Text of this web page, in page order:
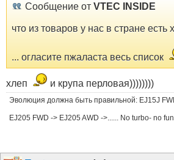
Сообщение от VTEC INSIDE
что из товаров у нас в стране
... огласите пжаласта весь список
хлеп и крупа перловая))))))))
Эволюция должна быть правильной: EJ15J
EJ205 FWD -> EJ205 AWD ->...... No turbo- no